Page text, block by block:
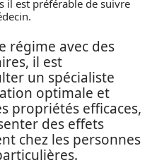
il est préférable de suivre
régime avec des
il est
un spécialiste
optimale et
propriétés efficaces,
des effets
chez les personnes